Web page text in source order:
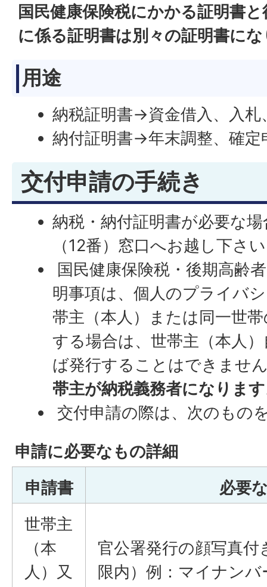
国民健康保険税にかかる証明書
に係る証明書は別々の証明書に
用途
納税証明書→資金借入、入札
納付証明書→年末調整、確定
交付申請の手続き
納税・納付証明書が必要な
（12番）窓口へお越し下さ
国民健康保険税・後期高齢
明事項は、個人のプライバ
帯主（本人）または同一世
する場合は、世帯主（本人
ば発行することはできませ
帯主が納税義務者になりま
交付申請の際は、次のもの
申請に必要なもの詳細
申請書
必要
世帯主
（本
人）又
官公署発行の顔写真付
限内）例：マイナン